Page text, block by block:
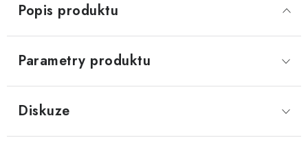
Popis produktu
Parametry produktu
Diskuze